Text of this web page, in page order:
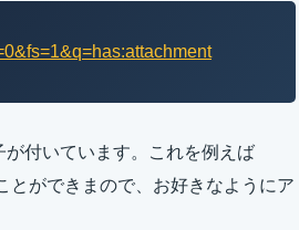
が付いています。これを例えば
とができまので、お好きなようにア